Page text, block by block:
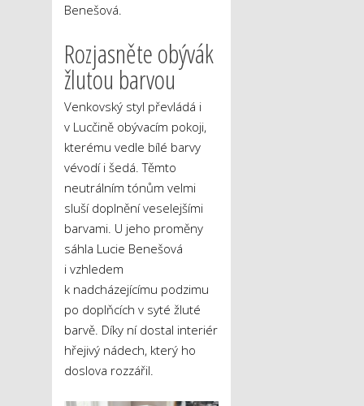
Benešová.
Rozjasněte obývák
žlutou barvou
Venkovský styl převládá i
v Lucčině obývacím pokoji,
kterému vedle bílé barvy
vévodí i šedá. Těmto
neutrálním tónům velmi
sluší doplnění veselejšími
barvami. U jeho proměny
sáhla Lucie Benešová
i vzhledem
k nadcházejícímu podzimu
po doplňcích v syté žluté
barvě. Díky ní dostal interiér
hřejivý nádech, který ho
doslova rozzářil.